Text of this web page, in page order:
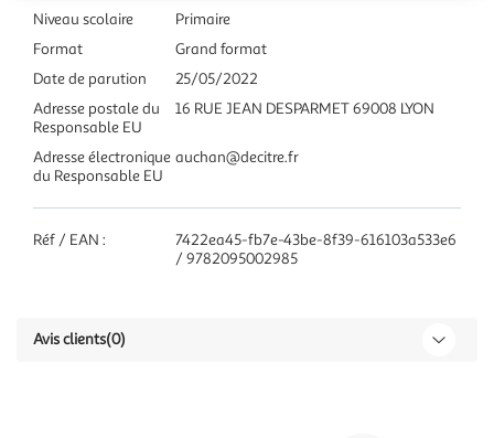
Niveau scolaire
Primaire
Format
Grand format
Date de parution
25/05/2022
Adresse postale du
Responsable EU
16 RUE JEAN DESPARMET 69008 LYON
Adresse électronique
du Responsable EU
auchan@decitre.fr
Réf / EAN :
7422ea45-fb7e-43be-8f39-616103a533e6
/ 9782095002985
Avis clients(0)